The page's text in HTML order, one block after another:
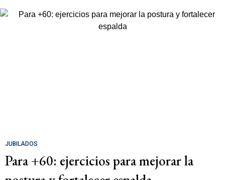
JUBILADOS
Para +60: ejercicios para mejorar la